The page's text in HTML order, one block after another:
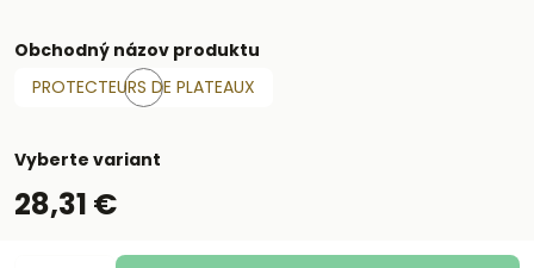
Obchodný názov produktu
PROTECTEURS DE PLATEAUX
Vyberte variant
28,31 €